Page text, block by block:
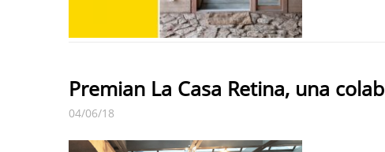
Premian La Casa Retina, una
04/06/18